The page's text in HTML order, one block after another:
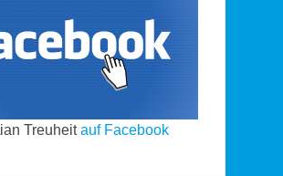
Treuheitauf Facebook